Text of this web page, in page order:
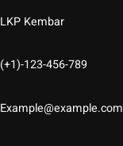
LKP Kembar
(+1)-123-456-789
Example@example.com